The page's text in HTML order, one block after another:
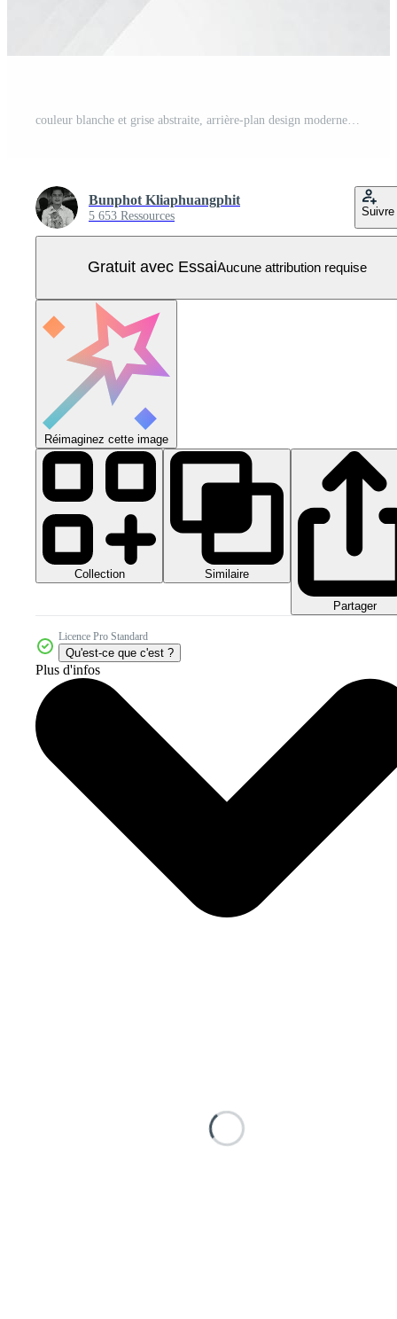
Bunphot Kliaphuangphit
5 653 Ressources Suivre
Gratuit avec EssaiAucune attribution requise
Réimaginez cette image
Collection Similaire
Partager
Licence Pro Standard
Qu'est-ce que c'est ?
Plus d'infos